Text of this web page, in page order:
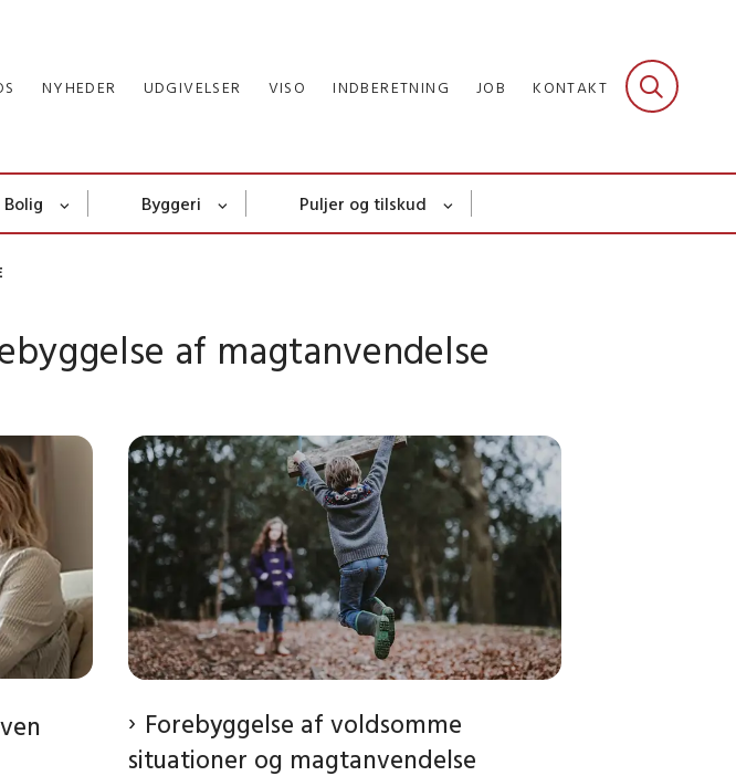
NYHEDER UDGIVELSER VISO INDBERETNING JOB KONTAKT
Bolig Byggeri Puljer og tilskud
af magtanvendelse
Forebyggelse af voldsomme
situationer og magtanvendelse